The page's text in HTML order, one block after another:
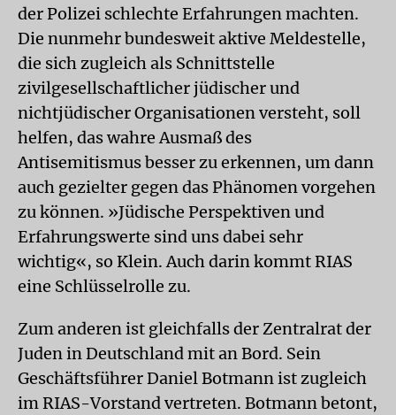
der Polizei schlechte Erfahrungen machten.
Die nunmehr bundesweit aktive Meldestelle,
die sich zugleich als Schnittstelle
zivilgesellschaftlicher jüdischer und
nichtjüdischer Organisationen versteht, soll
helfen, das wahre Ausmaß des
Antisemitismus besser zu erkennen, um dann
auch gezielter gegen das Phänomen vorgehen
zu können. »Jüdische Perspektiven und
Erfahrungswerte sind uns dabei sehr
wichtig«, so Klein. Auch darin kommt RIAS
eine Schlüsselrolle zu.
Zum anderen ist gleichfalls der Zentralrat der
Juden in Deutschland mit an Bord. Sein
Geschäftsführer Daniel Botmann ist zugleich
im RIAS-Vorstand vertreten. Botmann betont,